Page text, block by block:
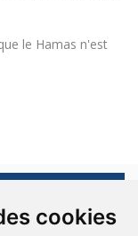
cookies
le Hamas n'est